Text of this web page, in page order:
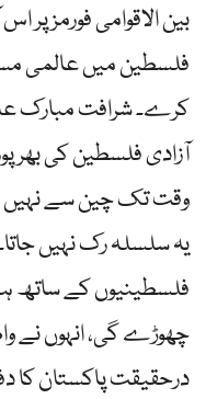
بین الاقوامی فورمز پر
فلسطین میں عالمی
کرے۔ شرافت مبارک
آزادی فلسطین کی بھر
وقت تک چین سے نہیں
یہ سلسلہ رک نہیں
فلسطینیوں کے ساتھ ہے
چھوڑے گی، انہوں نے
درحقیقت پاکستان کا